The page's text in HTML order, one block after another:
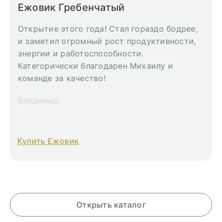
Ежовик Гребенчатый
Открытие этого года! Стал гораздо бодрее,
и заметил огромный рост продуктивности,
энергии и работоспособности.
Категорически благодарен Михаилу и
команде за качество!
Владимир
Купить Ежовик
Открыть каталог